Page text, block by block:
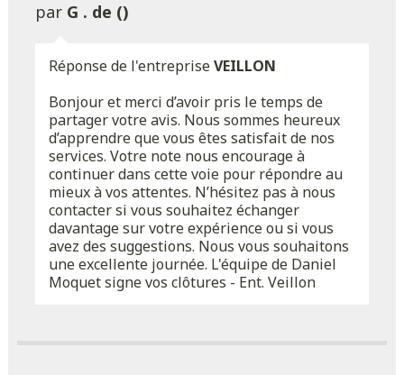
par G . de ()
Réponse de l'entrepriseVEILLON
Bonjour et merci d’avoir pris le temps de
partager votre avis. Nous sommes heureux
d’apprendre que vous êtes satisfait de nos
services. Votre note nous encourage à
continuer dans cette voie pour répondre au
mieux à vos attentes. N’hésitez pas à nous
contacter si vous souhaitez échanger
davantage sur votre expérience ou si vous
avez des suggestions. Nous vous souhaitons
une excellente journée. L'équipe de Daniel
Moquet signe vos clôtures - Ent. Veillon